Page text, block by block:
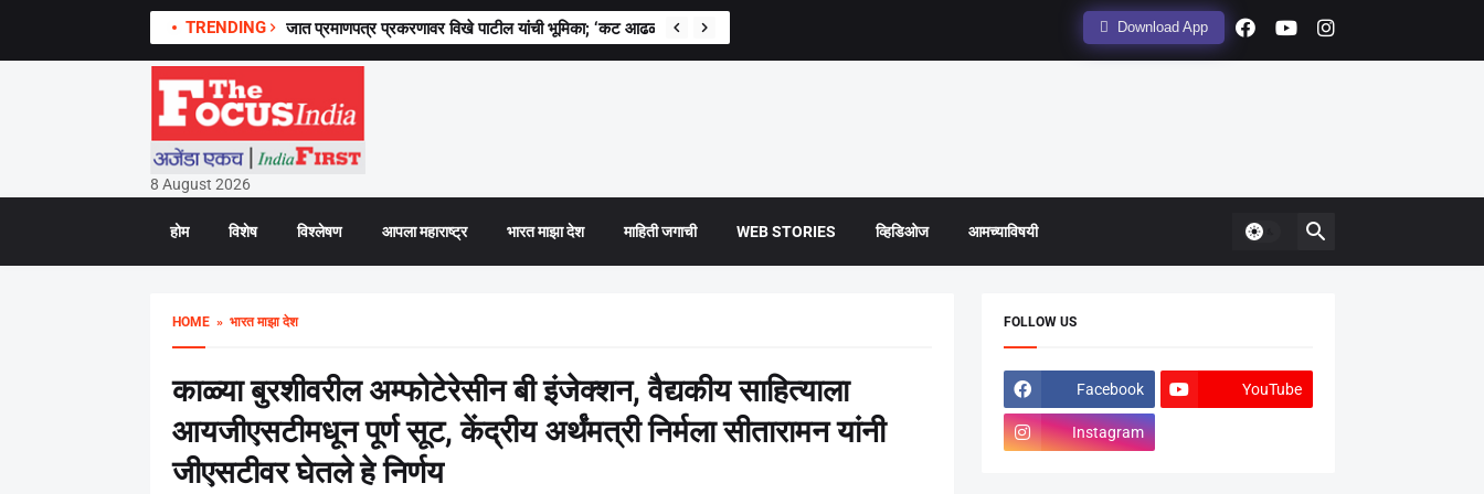
TRENDING जात प्रमाणपत्र प्रकरणावर विखे पाटील यांची भूमिका; ‘कट आढळल्यास संबंधितांवर कारवाई’ Download App
8 August 2026
होम विशेष विश्लेषण आपला महाराष्ट्र भारत माझा देश माहिती जगाची WEB STORIES व्हिडिओज आमच्याविषयी
HOME» भारत माझा देश
काळ्या बुरशीवरील अम्फोटेरेसीन बी इंजेक्शन, वैद्यकीय साहित्याला
आयजीएसटीमधून पूर्ण सूट, केंद्रीय अर्थंमत्री निर्मला सीतारामन यांनी
जीएसटीवर घेतले हे निर्णय
FOLLOW US
Facebook YouTube
Instagram